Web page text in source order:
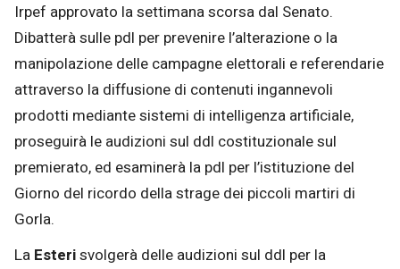
Irpef approvato la settimana scorsa dal Senato.
Dibatterà sulle pdl per prevenire l’alterazione o la
manipolazione delle campagne elettorali e referendarie
attraverso la diffusione di contenuti ingannevoli
prodotti mediante sistemi di intelligenza artificiale,
proseguirà le audizioni sul ddl costituzionale sul
premierato, ed esaminerà la pdl per l’istituzione del
Giorno del ricordo della strage dei piccoli martiri di
Gorla.
La Esterisvolgerà delle audizioni sul ddl per la